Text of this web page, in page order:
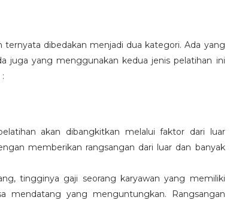
dibedakan menjadi dua kategori. Ada yang
juga yang menggunakan kedua jenis pelatihan ini
akan dibangkitkan melalui faktor dari luar
memberikan rangsangan dari luar dan banyak
tingginya gaji seorang karyawan yang memiliki
mendatang yang menguntungkan. Rangsangan